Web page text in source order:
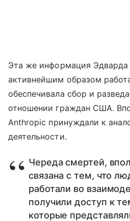
Эта же информация Эдварда
активнейшим образом
обеспечивала сбор и
отношении граждан США.
Anthropic принуждали к
деятельности.
Череда смертей,
связана с тем, что
работали во
получили доступ к
которые